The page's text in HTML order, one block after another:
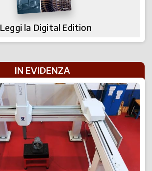
Leggi la Digital Edition
IN EVIDENZA